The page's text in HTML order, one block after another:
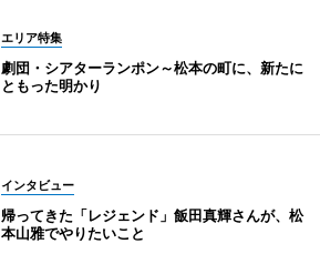
エリア特集
劇団・シアターランポン～松本の町に、新たに
ともった明かり
インタビュー
帰ってきた「レジェンド」飯田真輝さんが、松
本山雅でやりたいこと